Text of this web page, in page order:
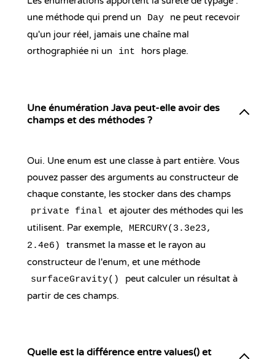
une méthode qui prend un
Day
ne peut recevoir
qu'un jour réel, jamais une chaîne mal
orthographiée ni un
int hors plage.
Une énumération Java peut-elle avoir des
champs et des méthodes ?
Oui. Une enum est une classe à part entière. Vous
pouvez passer des arguments au constructeur de
chaque constante, les stocker dans des champs
private final et ajouter des méthodes qui les
utilisent. Par exemple,
MERCURY(3.3e23,
2.4e6)
transmet la masse et le rayon au
constructeur de l'enum, et une méthode
surfaceGravity()
peut calculer un résultat à
partir de ces champs.
Quelle est la différence entre values() et